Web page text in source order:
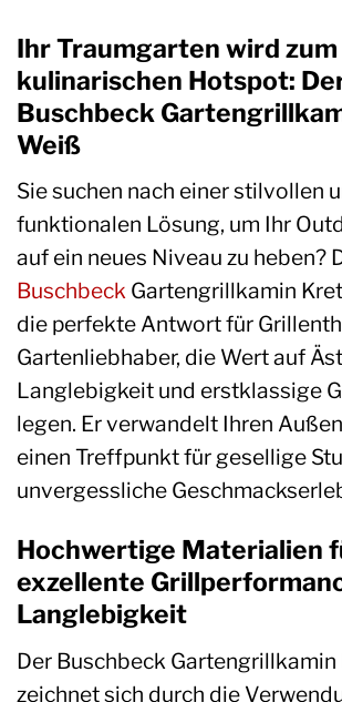
Ihr Traumgarten wird zum
kulinarischen Hotspot:
Buschbeck
Weiß
Sie suchen nach einer stilvollen
funktionalen Lösung, um Ihr
auf ein neues Niveau zu heben?
Buschbeck Gartengrillkamin
die perfekte Antwort für
Gartenliebhaber, die Wert auf
Langlebigkeit und erstklassige
legen. Er verwandelt Ihren
einen Treffpunkt für gesellige
unvergessliche
Hochwertige Materialien
exzellente
Langlebigkeit
Der Buschbeck Gartengrillkamin
zeichnet sich durch die